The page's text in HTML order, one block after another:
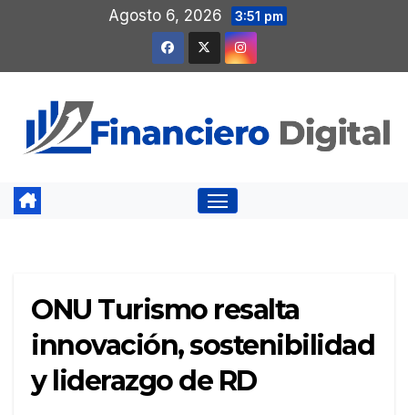
contenido
Agosto 6, 2026 3:51 pm
ONU Turismo resalta
innovación, sostenibilidad
y liderazgo de RD